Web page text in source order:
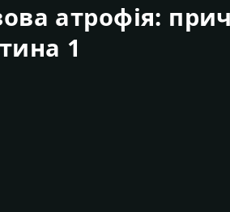
атрофія:
1